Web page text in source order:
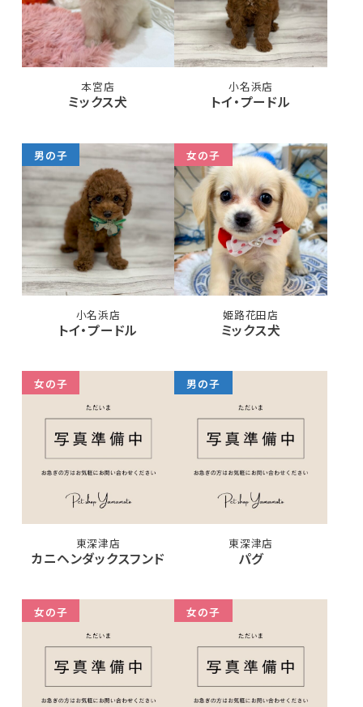
本宮店
ミックス犬
小名浜店
トイ・プードル
男の子
小名浜店
トイ・プードル
女の子
姫路花田店
ミックス犬
女の子
東深津店
カニヘンダックスフンド
男の子
東深津店
パグ
女の子 女の子